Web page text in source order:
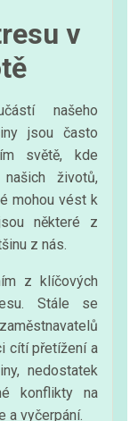
v
našeho
jsou často
světě, kde
životů,
mohou vést k
některé z
z nás.
z klíčových
Stále se
cítí přetížení a
nedostatek
konflikty na
a vyčerpání.